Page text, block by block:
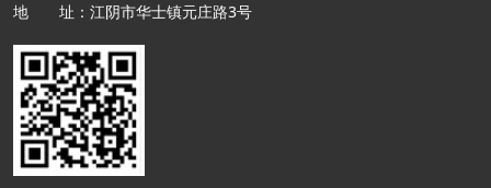
地 址：江阴市华士镇元庄路3号